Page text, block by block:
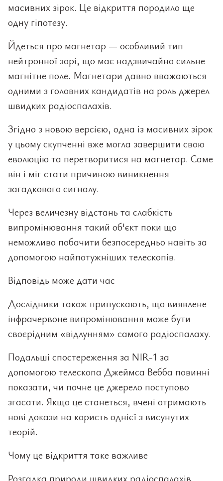
масивних зірок. Це відкриття породило ще
одну гіпотезу.
Йдеться про магнетар — особливий тип
нейтронної зорі, що має надзвичайно сильне
магнітне поле. Магнетари давно вважаються
одними з головних кандидатів на роль джерел
швидких радіоспалахів.
Згідно з новою версією, одна із масивних зірок
у цьому скупченні вже могла завершити свою
еволюцію та перетворитися на магнетар. Саме
він і міг стати причиною виникнення
загадкового сигналу.
Через величезну відстань та слабкість
випромінювання такий об'єкт поки що
неможливо побачити безпосередньо навіть за
допомогою найпотужніших телескопів.
Відповідь може дати час
Дослідники також припускають, що виявлене
інфрачервоне випромінювання може бути
своєрідним «відлунням» самого радіоспалаху.
Подальші спостереження за NIR-1 за
допомогою телескопа Джеймса Вебба повинні
показати, чи почне це джерело поступово
згасати. Якщо це станеться, вчені отримають
нові докази на користь однієї з висунутих
теорій.
Чому це відкриття таке важливе
Розгадка природи швидких радіоспалахів